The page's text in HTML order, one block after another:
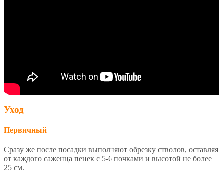
Уход
Первичный
Сразу же после посадки выполняют обрезку стволов, оставляя
от каждого саженца пенек с 5-6 почками и высотой не более
25 см.